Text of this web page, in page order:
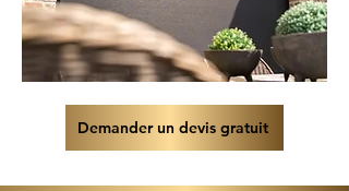
Demander un devis gratuit